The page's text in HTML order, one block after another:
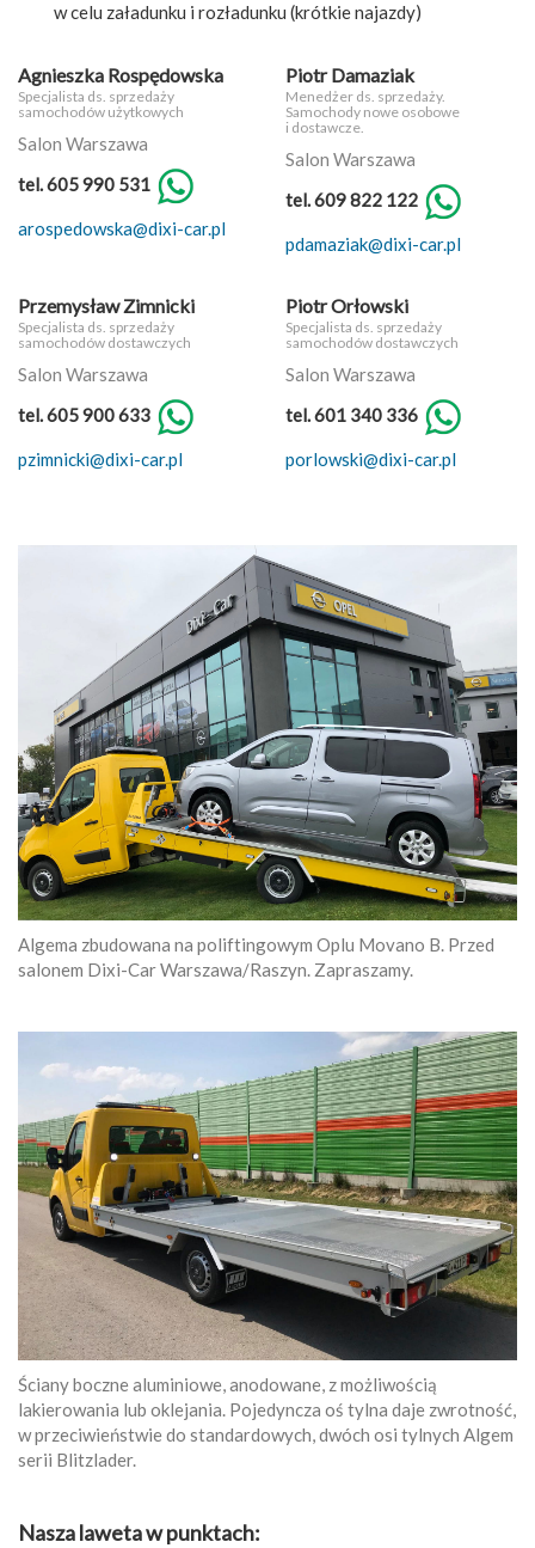
w celu załadunku i rozładunku (krótkie najazdy)
Agnieszka Rospędowska
Specjalista ds. sprzedaży
samochodów użytkowych
Salon Warszawa
tel. 605 990 531
arospedowska@dixi-car.pl
Piotr Damaziak
Menedżer ds. sprzedaży.
Samochody nowe osobowe
i dostawcze.
Salon Warszawa
tel. 609 822 122
pdamaziak@dixi-car.pl
Przemysław Zimnicki
Specjalista ds. sprzedaży
samochodów dostawczych
Salon Warszawa
tel. 605 900 633
pzimnicki@dixi-car.pl
Piotr Orłowski
Specjalista ds. sprzedaży
samochodów dostawczych
Salon Warszawa
tel. 601 340 336
porlowski@dixi-car.pl
Algema zbudowana na poliftingowym Oplu Movano B. Przed
salonem Dixi-Car Warszawa/Raszyn. Zapraszamy.
Ściany boczne aluminiowe, anodowane, z możliwością
lakierowania lub oklejania. Pojedyncza oś tylna daje zwrotność,
w przeciwieństwie do standardowych, dwóch osi tylnych Algem
serii Blitzlader.
Nasza laweta w punktach: